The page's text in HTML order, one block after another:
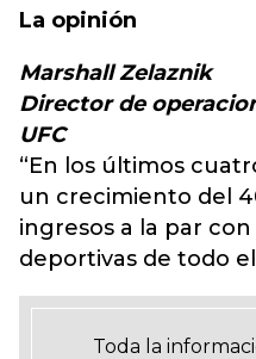
La opinión
Marshall Zelaznik
Director de
UFC
“En los últimos
un crecimiento del
ingresos a la par
deportivas de todo
Toda la